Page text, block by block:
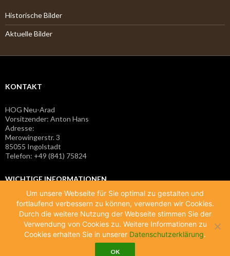
Historische Bilder
Aktuelle Bilder
KONTAKT
HOG Neu-Arad
Vorsitzender: Anton Hans
Adresse:
Merowingerstr. 3
85055 Ingolstadt
Telefon: +49 (841) 75824
WICHTIGE INFORMATIONEN
Impressum
Datenschutzerklärung
Um unsere Webseite für Sie optimal zu gestalten und
fortlaufend verbessern zu können, verwenden wir Cookies.
Durch die weitere Nutzung der Webseite stimmen Sie der
Verwendung von Cookies zu. Weitere Informationen zu
Cookies erhalten Sie in unserer Datenschutzerklärung.
OK